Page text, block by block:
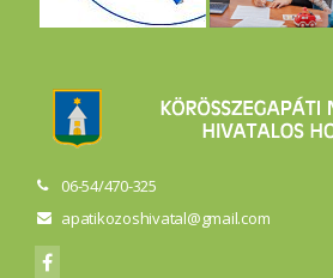
06-54/470-325
apatikozoshivatal@gmail.com